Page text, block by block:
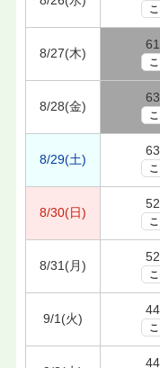
8/27(木)
8/28(金)
8/29(土)
8/30(日)
8/31(月)
9/1(火)